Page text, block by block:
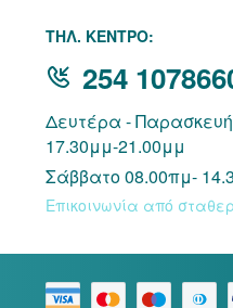
THΛ. ΚΕΝΤΡΟ:
254
Δευτέρα -
17.30μμ-21.00μμ
Σάββατο 08.00πμ-
Επικοινωνία από